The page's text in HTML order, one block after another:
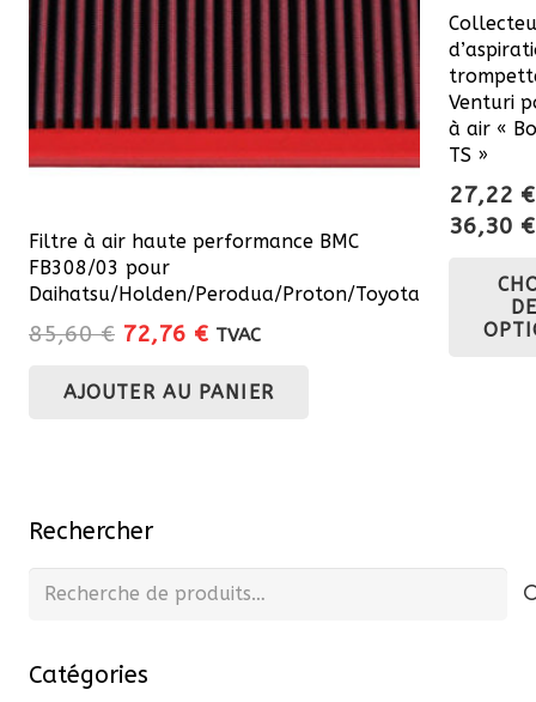
Filtre à air haute performance BMC
FB308/03 pour
Daihatsu/Holden/Perodua/Proton/Toyota
85,60€ Le
initial
72,76 €Le
actuel
TVAC
AJOUTER AU PANIER
Venturi
à air «
TS »
27,22 €
36,30 €
Rechercher
Recherche
Catégories